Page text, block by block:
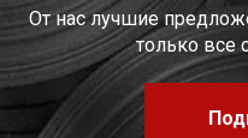
От нас лучшие
только все